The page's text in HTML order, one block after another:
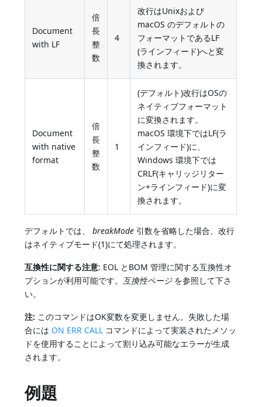
Document
with LF
倍
長
整
数
4
改行はUnixおよび
macOS のデフォルトの
フォーマットであるLF
(ラインフィード)へと変
換されます。
Document
with native
format
倍
長
整
数
1
(デフォルト)改行はOSの
ネイティブフォーマット
に変換されます。
macOS 環境下ではLF(ラ
インフィード)に、
Windows 環境下では
CRLF(キャリッジリター
ン+ラインフィード)に変
換されます。
デフォルトでは、breakMode 引数を省略した場合、改行
はネイティブモード(1)にて処理されます。
互換性に関する注意: EOL とBOM 管理に関する互換性オ
プションが利用可能です。互換性ページを参照して下さ
い。
注: このコマンドはOK変数を変更しません。失敗した場
合には ON ERR CALL コマンドによって実装されたメソッ
ドを使用することによって割り込み可能なエラーが生成
されます。
例題